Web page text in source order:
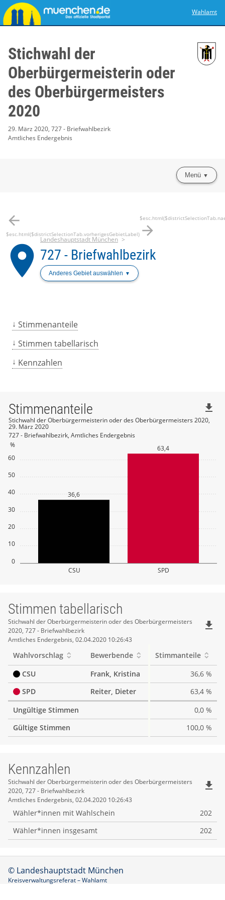
Wahlamt
Stichwahl der
Oberbürgermeisterin oder
des Oberbürgermeisters
2020
29. März 2020, 727 - Briefwahlbezirk
Amtliches Endergebnis
Menü
arrow_back
$esc.html($districtSelectionTab.vorherigesGebietLabel) arrow_forward
place
Landeshauptstadt München
727 - Briefwahlbezirk
Anderes Gebiet auswählen
Stimmenanteile
Stimmen tabellarisch
Kennzahlen
0
10
20
30
40
50
60
%
CSU SPD
36,6
63,4
Stimmenanteile
Stichwahl der Oberbürgermeisterin oder des Oberbürgermeisters 2020,
29. März 2020
727 - Briefwahlbezirk, Amtliches Endergebnis
file_download
Stimmen tabellarisch
Stimmen
tabellarisch
Stichwahl der Oberbürgermeisterin oder des Oberbürgermeisters
2020, 727 - Briefwahlbezirk
Amtliches Endergebnis, 02.04.2020 10:26:43
file_download
Wahlvorschlag Bewerbende
Stimmanteile
CSU
Frank, Kristina
36,6 %
SPD
Reiter, Dieter
63,4 %
Ungültige Stimmen
0,0 %
Gültige Stimmen
100,0 %
Kennzahlen
Kennzahlen
Stichwahl der Oberbürgermeisterin oder des Oberbürgermeisters
2020, 727 - Briefwahlbezirk
Amtliches Endergebnis, 02.04.2020 10:26:43
file_download
Wähler*innen mit Wahlschein
202
Wähler*innen insgesamt
202
© Landeshauptstadt München
Kreisverwaltungsreferat – Wahlamt